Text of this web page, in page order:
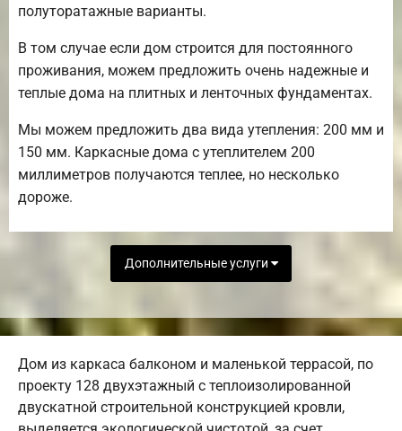
полуторатажные варианты.
В том случае если дом строится для постоянного
проживания, можем предложить очень надежные и
теплые дома на плитных и ленточных фундаментах.
Мы можем предложить два вида утепления: 200 мм и
150 мм. Каркасные дома с утеплителем 200
миллиметров получаются теплее, но несколько
дороже.
Дополнительные услуги
Дом из каркаса балконом и маленькой террасой, по
проекту 128 двухэтажный с теплоизолированной
двускатной строительной конструкцией кровли,